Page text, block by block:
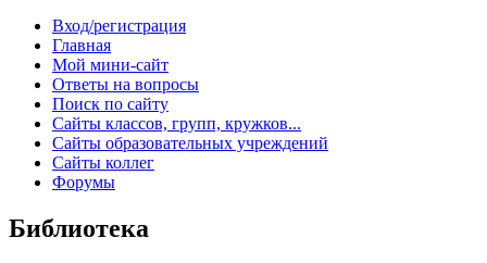
Вход/регистрация
Главная
Мой мини-сайт
Ответы на вопросы
Поиск по сайту
Сайты классов, групп, кружков...
Сайты образовательных учреждений
Сайты коллег
Форумы
Библиотека